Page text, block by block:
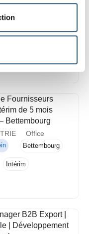
Grevenmacher
Fournisseurs
de 5 mois
Bettembourg
Office
Bettembourg
Intérim
B2B Export |
| Développement